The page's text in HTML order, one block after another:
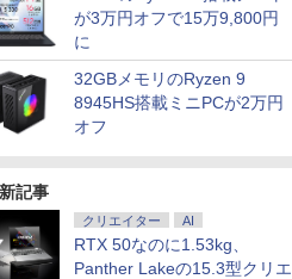
が3万円オフで15万9,800円
に
32GBメモリのRyzen 9
8945HS搭載ミニPCが2万円
オフ
記事
クリエイター AI
RTX 50なのに1.53kg、
Panther Lakeの15.3型クリエ